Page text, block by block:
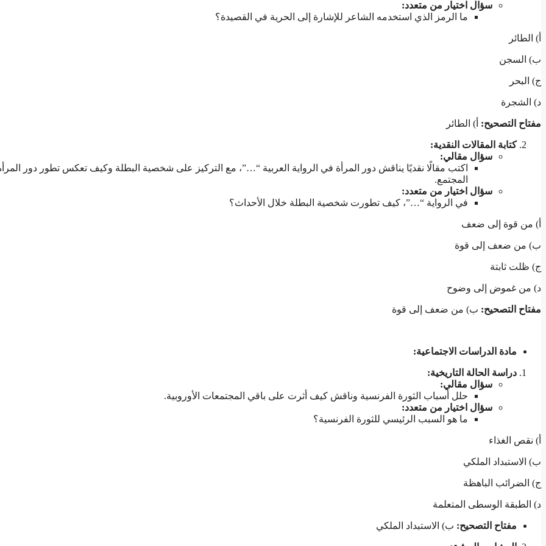
سؤال اختيار من متعدد:
ما الرمز الذي استخدمه الشاعر للإشارة إلى الحرية في القصيدة؟
أ) الطائر
ب) السجن
ج) البحر
د) الشجرة
مفتاح التصحيح: أ) الطائر
كتابة المقالات النقدية:
سؤال مقالي:
اكتب مقالًا نقديًا يناقش دور المرأة في الرواية العربية “…”، مع التركيز على شخصية البطلة وكيف تعكس تطور دور
المجتمع.
سؤال اختيار من متعدد:
في الرواية “…”، كيف تطورت شخصية البطلة خلال الأحداث؟
أ) من قوة إلى ضعف
ب) من ضعف إلى قوة
ج) ظلت ثابتة
د) من غموض إلى وضوح
مفتاح التصحيح: ب) من ضعف إلى قوة
مادة الدراسات الاجتماعية:
دراسة الحالة التاريخية:
سؤال مقالي:
حلل أسباب الثورة الفرنسية وناقش كيف أثرت على باقي المجتمعات الأوروبية.
سؤال اختيار من متعدد:
ما هو السبب الرئيسي للثورة الفرنسية؟
أ) نقص الغذاء
ب) الاستبداد الملكي
ج) الضرائب الباهظة
د) الطبقة الوسطى المتعلمة
مفتاح التصحيح: ب) الاستبداد الملكي